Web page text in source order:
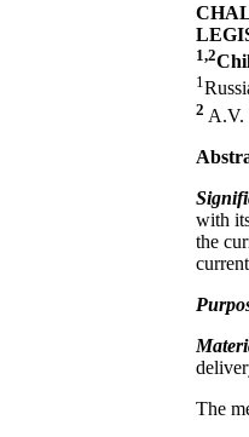
1,2
1
2 A.V.
with
the
The